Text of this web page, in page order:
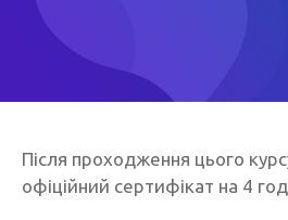
Після проходження цього
офіційний сертифікат на 4